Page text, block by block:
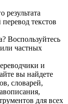
результата
текстов
Воспользуйтесь
частных
и
вы найдете
словарей,
для всех